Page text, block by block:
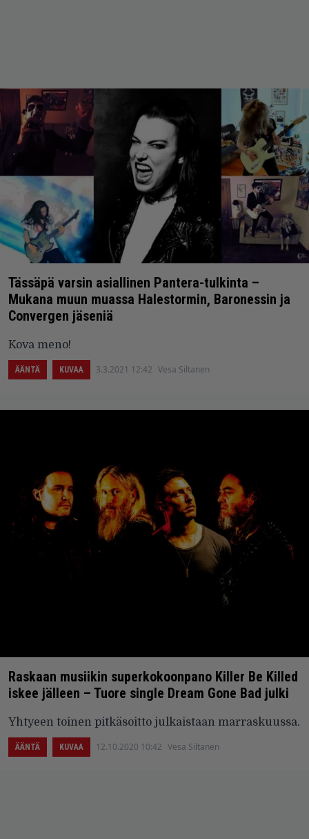
Tässäpä varsin asiallinen Pantera-tulkinta –
Mukana muun muassa Halestormin, Baronessin ja
Convergen jäseniä
Kova meno!
ÄÄNTÄ KUVAA 3.3.2021 12:42 Vesa Siltanen
Raskaan musiikin superkokoonpano Killer Be Killed
iskee jälleen – Tuore single Dream Gone Bad julki
Yhtyeen toinen pitkäsoitto julkaistaan marraskuussa.
ÄÄNTÄ KUVAA 12.10.2020 10:42 Vesa Siltanen